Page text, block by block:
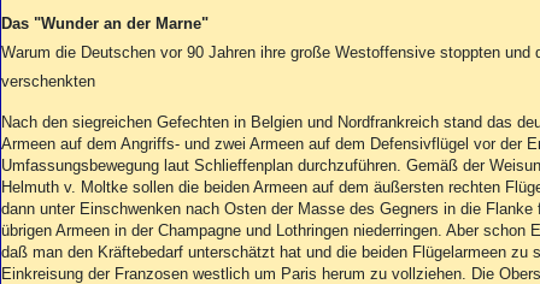
Gesellschaft
Leben
Ostpreußen
Pommern
Berlin-Brandenburg
Schlesien
Danzig und Westpreußen
Bücher
Das "Wunder an der Marne"
Warum die Deutschen vor 90 Jahren ihre große Westoffensive stoppten und
verschenkten
Nach den siegreichen Gefechten in Belgien und Nordfrankreich stand das
Armeen auf dem Angriffs- und zwei Armeen auf dem Defensivflügel vor der
Umfassungsbewegung laut Schlieffenplan durchzuführen. Gemäß der
Helmuth v. Moltke sollen die beiden Armeen auf dem äußersten rechten
dann unter Einschwenken nach Osten der Masse des Gegners in die Flanke
übrigen Armeen in der Champagne und Lothringen niederringen. Aber schon
daß man den Kräftebedarf unterschätzt hat und die beiden Flügelarmeen zu
Einkreisung der Franzosen westlich um Paris herum zu vollziehen. Die